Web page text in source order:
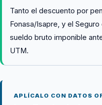
Tanto el descuento por
Fonasa/Isapre, y el
sueldo bruto imponible
UTM.
APLÍCALO CON DATOS